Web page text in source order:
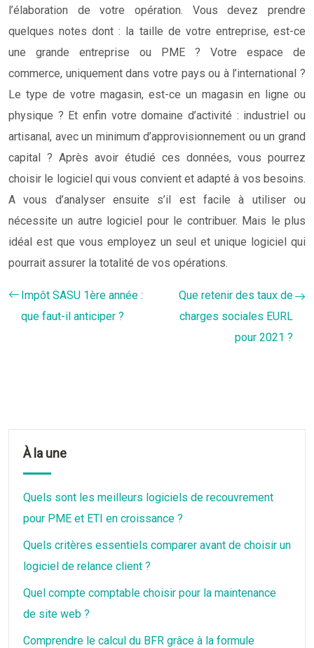
l’élaboration de votre opération. Vous devez prendre
quelques notes dont : la taille de votre entreprise, est-ce
une grande entreprise ou PME ? Votre espace de
commerce, uniquement dans votre pays ou à l’international ?
Le type de votre magasin, est-ce un magasin en ligne ou
physique ? Et enfin votre domaine d’activité : industriel ou
artisanal, avec un minimum d’approvisionnement ou un grand
capital ? Après avoir étudié ces données, vous pourrez
choisir le logiciel qui vous convient et adapté à vos besoins.
A vous d’analyser ensuite s’il est facile à utiliser ou
nécessite un autre logiciel pour le contribuer. Mais le plus
idéal est que vous employez un seul et unique logiciel qui
pourrait assurer la totalité de vos opérations.
Impôt SASU 1ère année :
que faut-il anticiper ?
Que retenir des taux de
charges sociales EURL
pour 2021 ?
À la une
Quels sont les meilleurs logiciels de recouvrement
pour PME et ETI en croissance ?
Quels critères essentiels comparer avant de choisir un
logiciel de relance client ?
Quel compte comptable choisir pour la maintenance
de site web ?
Comprendre le calcul du BFR grâce à la formule